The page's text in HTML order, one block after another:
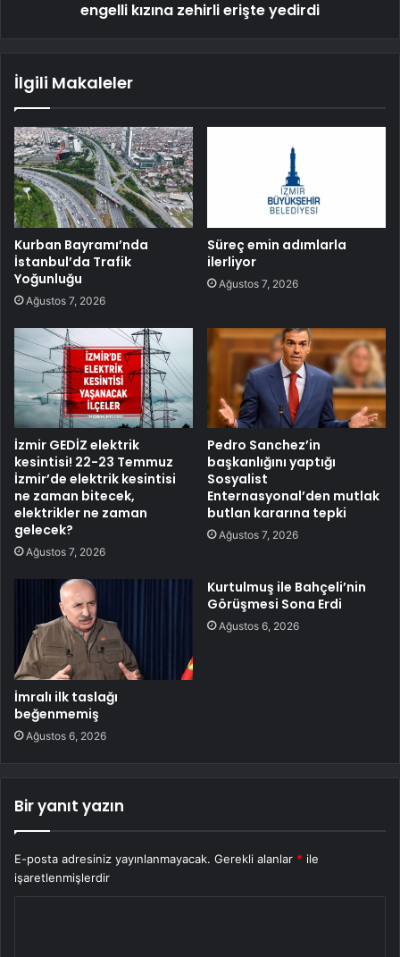
engelli kızına zehirli erişte yedirdi
İlgili Makaleler
Kurban Bayramı’nda
İstanbul’da Trafik
Yoğunluğu
Ağustos 7, 2026
Süreç emin adımlarla
ilerliyor
Ağustos 7, 2026
İzmir GEDİZ elektrik
kesintisi! 22-23 Temmuz
İzmir’de elektrik kesintisi
ne zaman bitecek,
elektrikler ne zaman
gelecek?
Ağustos 7, 2026
Pedro Sanchez’in
başkanlığını yaptığı
Sosyalist
Enternasyonal’den mutlak
butlan kararına tepki
Ağustos 7, 2026
İmralı ilk taslağı
beğenmemiş
Ağustos 6, 2026
Kurtulmuş ile Bahçeli’nin
Görüşmesi Sona Erdi
Ağustos 6, 2026
Bir yanıt yazın
E-posta adresiniz yayınlanmayacak. Gerekli alanlar * ile
işaretlenmişlerdir